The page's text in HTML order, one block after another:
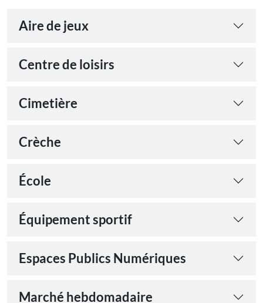
Aire de jeux
Centre de loisirs
Cimetière
Crèche
École
Équipement sportif
Espaces Publics Numériques
Marché hebdomadaire